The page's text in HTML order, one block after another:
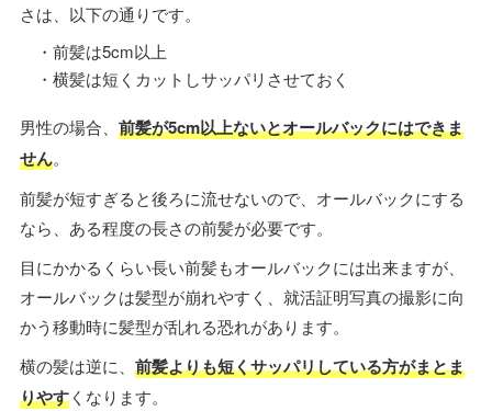
さは、以下の通りです。
・前髪は5cm以上
・横髪は短くカットしサッパリさせておく
男性の場合、 前髪が5cm以上ないとオールバックにはできま
せん。
前髪が短すぎると後ろに流せないので、オールバックにする
なら、ある程度の長さの前髪が必要です。
目にかかるくらい長い前髪もオールバックには出来ますが、
オールバックは髪型が崩れやすく、就活証明写真の撮影に向
かう移動時に髪型が乱れる恐れがあります。
横の髪は逆に、 前髪よりも短くサッパリしている方がまとま
りやすくなります。